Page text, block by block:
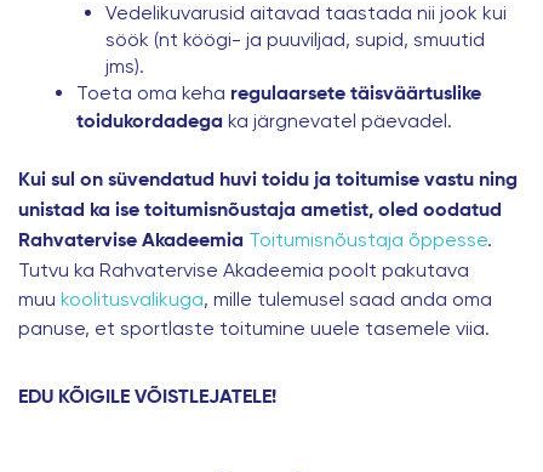
Vedelikuvarusid aitavad taastada nii jook kui
söök (nt köögi- ja puuviljad, supid, smuutid
jms).
Toeta oma keha regulaarsete täisväärtuslike
toidukordadega ka järgnevatel päevadel.
Kui sul on süvendatud huvi toidu ja toitumise vastu ning
unistad ka ise toitumisnõustaja ametist, oled oodatud
Rahvatervise Akadeemia Toitumisnõustaja õppesse.
Tutvu ka Rahvatervise Akadeemia poolt pakutava
muu koolitusvalikuga, mille tulemusel saad anda oma
panuse, et sportlaste toitumine uuele tasemele viia.
EDU KÕIGILE VÕISTLEJATELE!